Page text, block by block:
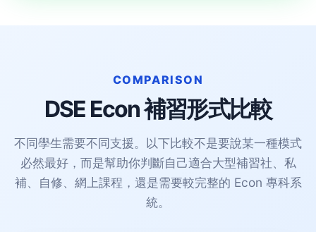
COMPARISON
DSE Econ 補習形式比較
不同學生需要不同支援。以下比較不是要說某一種模式
必然最好，而是幫助你判斷自己適合大型補習社、私
補、自修、網上課程，還是需要較完整的 Econ 專科系
統。